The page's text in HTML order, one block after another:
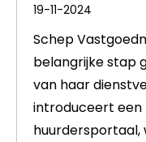
19-11-2024
Schep
belangrijke stap
van haar
introduceert een
huurdersportaal,